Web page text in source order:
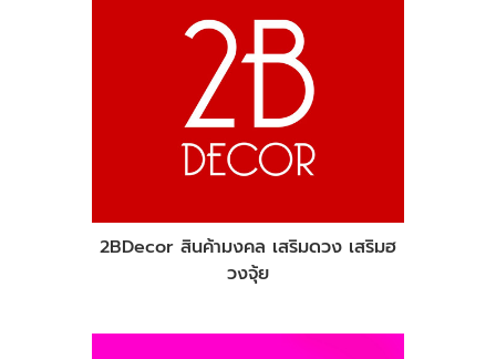
2BDecor สินค้ามงคล เสริมดวง เสริมฮ
วงจุ้ย